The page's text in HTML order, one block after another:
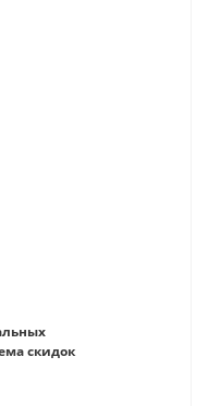
скидок